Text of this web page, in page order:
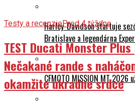
Harley-Davidson štartuje
Bratislave a legendárna
CFMOTO MISSION MT 2026
Testy a recenziePred 4 týždne
TEST Ducati Monster
Nečakané rande s
okamžite ukradne srdce